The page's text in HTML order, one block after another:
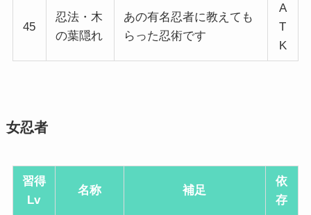
45
忍法・木
の葉隠れ
あの有名忍者に教えても
らった忍術です
A
T
K
女忍者
習得
Lv
名称 補足
依
存